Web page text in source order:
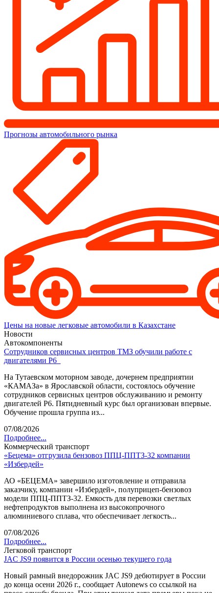
Прогнозы автомобильного рынка
Цены на новые легковые автомобили в Казахстане
Новости
Автокомпоненты
Сотрудников сервисных центров ТМЗ обучили работе с
двигателями Р6
На Тутаевском моторном заводе, дочернем предприятии
«КАМАЗа» в Ярославской области, состоялось обучение
сотрудников сервисных центров обслуживанию и ремонту
двигателей Р6. Пятидневный курс был организован впервые.
Обучение прошла группа из...
07/08/2026
Подробнее...
Коммерческий транспорт
«Бецема» отгрузила бензовоз ППЦ-ППТЗ-32 компании
«Избердей»
АО «БЕЦЕМА» завершило изготовление и отправила
заказчику, компании «Избердей», полуприцеп-бензовоз
модели ППЦ-ППТЗ-32. Емкость для перевозки светлых
нефтепродуктов выполнена из высокопрочного
алюминиевого сплава, что обеспечивает легкость...
07/08/2026
Подробнее...
Легковой транспорт
JAC JS9 появится в России осенью текущего года
Новый рамный внедорожник JAC JS9 дебютирует в России
до конца осени 2026 г., сообщает Autonews со ссылкой на